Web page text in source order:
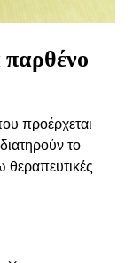
παρθένο
προέρχεται
το
θεραπευτικές